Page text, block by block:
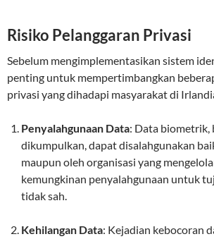
Risiko Pelanggaran Privasi
Sebelum mengimplementasikan sistem
penting untuk mempertimbangkan
privasi yang dihadapi masyarakat di
Penyalahgunaan Data: Data biometrik,
dikumpulkan, dapat disalahgunakan
maupun oleh organisasi yang
kemungkinan penyalahgunaan untuk
tidak sah.
Kehilangan Data: Kejadian kebocoran